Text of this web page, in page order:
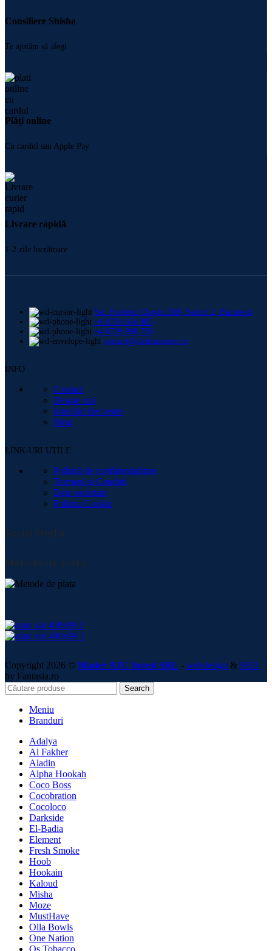
Consiliere Shisha
Te ajutăm să alegi
Plăți online
Cu cardul sau Apple Pay
Livrare rapidă
1-2 zile lucrătoare
Str. Frederic Chopin 30B, Sector 2, București
+4 0724 664 885
+4 0729 998 728
contact@shishamaster.ro
INFO
Contact
Despre noi
Intrebări frecvente
Blog
LINK-URI UTILE
Politică de confidențialitate
Termeni și Condiții
Date societate
Politica Cookie
Social Media:
Metode de plată:
Copyright 2026 © Master ATC Invest SRL - webdesign & SEO
by Fantasia.ro
Search
Meniu
Branduri
Adalya
Al Fakher
Aladin
Alpha Hookah
Coco Boss
Cocobration
Cocoloco
Darkside
El-Badia
Element
Fresh Smoke
Hoob
Hookain
Kaloud
Misha
Moze
MustHave
Olla Bowls
One Nation
Os Tobacco